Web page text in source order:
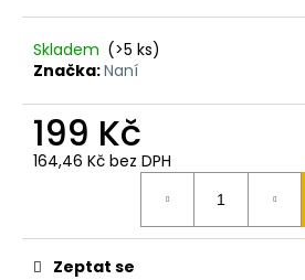
Skladem (>5 ks)
Značka:Naní
199 Kč
164,46 Kč bez DPH
Zeptat se
D
o
p
o
u